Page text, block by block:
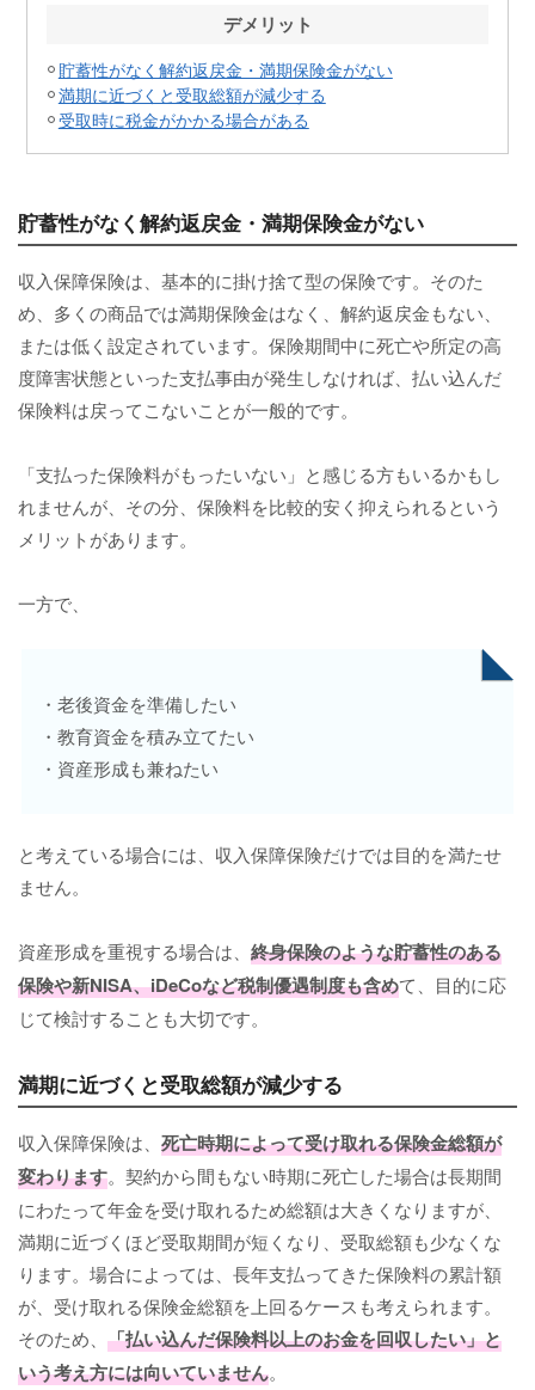
デメリット
貯蓄性がなく解約返戻金・満期保険金がない
満期に近づくと受取総額が減少する
受取時に税金がかかる場合がある
貯蓄性がなく解約返戻金・満期保険金がない
収入保障保険は、基本的に掛け捨て型の保険です。そのた
め、多くの商品では満期保険金はなく、解約返戻金もない、
または低く設定されています。保険期間中に死亡や所定の高
度障害状態といった支払事由が発生しなければ、払い込んだ
保険料は戻ってこないことが一般的です。
「支払った保険料がもったいない」と感じる方もいるかもし
れませんが、その分、保険料を比較的安く抑えられるという
メリットがあります。
一方で、
・老後資金を準備したい
・教育資金を積み立てたい
・資産形成も兼ねたい
と考えている場合には、収入保障保険だけでは目的を満たせ
ません。
資産形成を重視する場合は、 終身保険のような貯蓄性のある
保険や新NISA、iDeCoなど税制優遇制度も含めて、目的に応
じて検討することも大切です。
満期に近づくと受取総額が減少する
収入保障保険は、 死亡時期によって受け取れる保険金総額が
変わります。契約から間もない時期に死亡した場合は長期間
にわたって年金を受け取れるため総額は大きくなりますが、
満期に近づくほど受取期間が短くなり、受取総額も少なくな
ります。場合によっては、長年支払ってきた保険料の累計額
が、受け取れる保険金総額を上回るケースも考えられます。
そのため、 「払い込んだ保険料以上のお金を回収したい」と
いう考え方には向いていません。